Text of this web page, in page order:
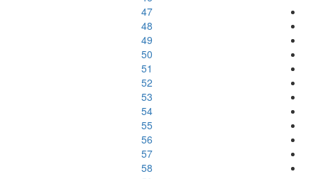
47
48
49
50
51
52
53
54
55
56
57
58